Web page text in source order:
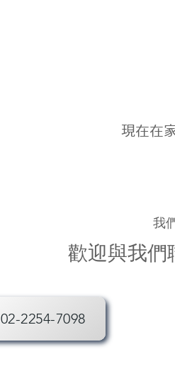
現在在
我
歡迎與我們
02-2254-7098